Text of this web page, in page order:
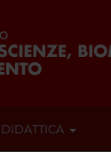
DIDATTICA